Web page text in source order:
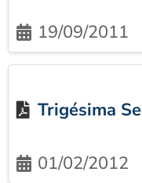
19/09/2011
Trigésima
01/02/2012